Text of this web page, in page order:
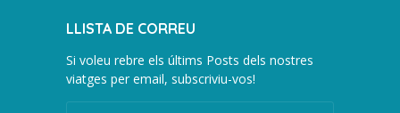
LLISTA DE CORREU
Si voleu rebre els últims Posts dels nostres
viatges per email, subscriviu-vos!